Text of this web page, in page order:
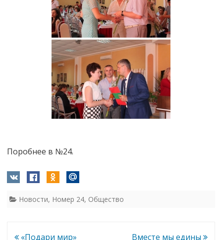
Поробнее в №24.
Новости, Номер 24, Общество
Навигация
«Подари мир» Вместе мы едины